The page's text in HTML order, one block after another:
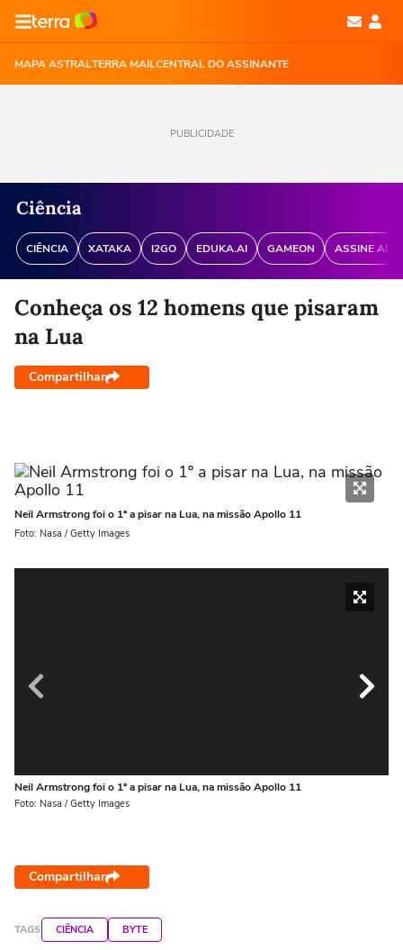
MAPA ASTRALTERRA MAILCENTRAL DO ASSINANTE
PUBLICIDADE
Ciência
CIÊNCIA XATAKA I2GO EDUKA.AI GAMEON ASSINE
Conheça os 12 homens que pisaram
na Lua
Compartilhar
Neil Armstrong foi o 1º a pisar na Lua, na missão Apollo 11
Foto: Nasa / Getty Images
Neil Armstrong foi o 1º a pisar na Lua, na missão Apollo 11
Foto: Nasa / Getty Images
Compartilhar
TAGS CIÊNCIA BYTE